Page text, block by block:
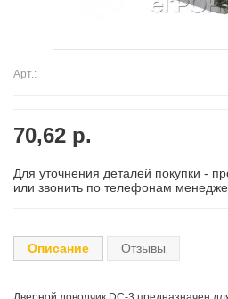
Арт.:
70,62 р.
Для уточнения деталей покупки -
или звонить по телефонам
Описание Отзывы